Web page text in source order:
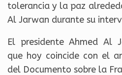
tolerancia y la paz
Al Jarwan durante su
El presidente Ahmed Al
que hoy coincide con el
del Documento sobre la